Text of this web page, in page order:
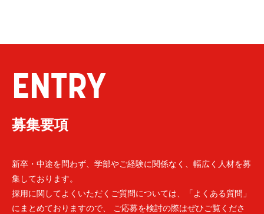
ENTRY
募集要項
新卒・中途を問わず、学部やご経験に関係なく、幅広く人材を募
集しております。
採用に関してよくいただくご質問については、「よくある質問」
にまとめておりますので、 ご応募を検討の際はぜひご覧くださ